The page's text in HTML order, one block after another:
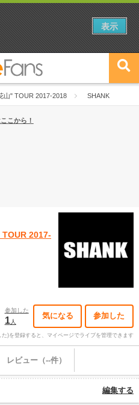
山" TOUR 2017-2018 SHANK
半期編発表！
こから！
2017-
参加した
1人
気になる 参加した
た)を登録すると、マイページでライブを管理できます
レビュー（--件）
編集する
表示